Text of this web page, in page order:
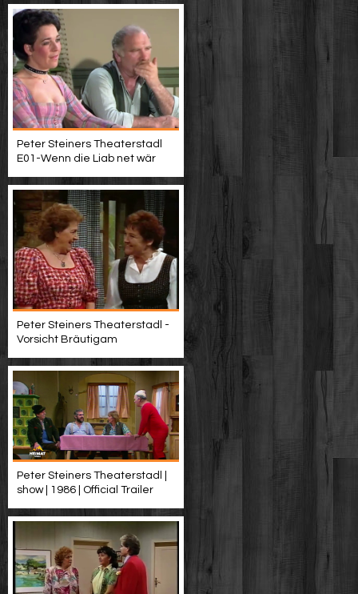
Peter Steiners Theaterstadl
E01-Wenn die Liab net wär
Peter Steiners Theaterstadl -
Vorsicht Bräutigam
Peter Steiners Theaterstadl |
show | 1986 | Official Trailer